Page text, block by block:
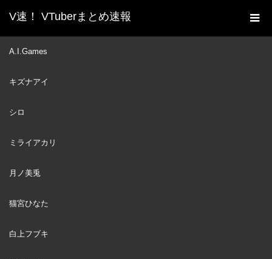
V速！ VTuberまとめ速報
A.I.Games
キズナアイ
シロ
ミライアカリ
月ノ美兎
猫宮ひなた
白上フブキ
ホーム
新着動画一覧
11